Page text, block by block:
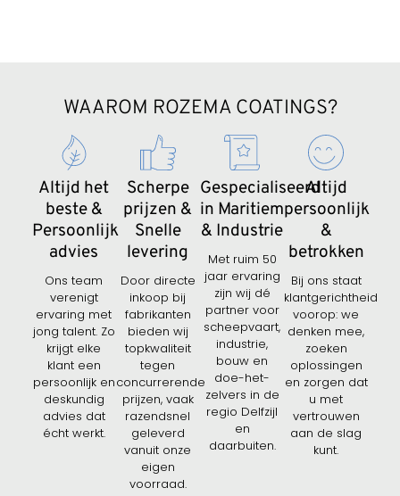
WAAROM ROZEMA COATINGS?
Altijd het
beste &
Persoonlijk
advies
Ons team
verenigt
ervaring met
jong talent. Zo
krijgt elke
klant een
persoonlijk en
deskundig
advies dat
écht werkt.
Scherpe
prijzen &
Snelle
levering
Door directe
inkoop bij
fabrikanten
bieden wij
topkwaliteit
tegen
concurrerende
prijzen, vaak
razendsnel
geleverd
vanuit onze
eigen
voorraad.
Gespecialiseerd
in Maritiem
& Industrie
Met ruim 50
jaar ervaring
zijn wij dé
partner voor
scheepvaart,
industrie,
bouw en
doe-het-
zelvers in de
regio Delfzijl
en
daarbuiten.
Altijd
persoonlijk
&
betrokken
Bij ons staat
klantgerichtheid
voorop: we
denken mee,
zoeken
oplossingen
en zorgen dat
u met
vertrouwen
aan de slag
kunt.